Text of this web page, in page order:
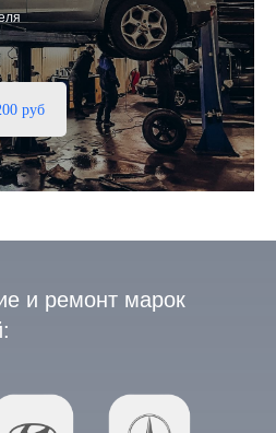
руб
и ремонт марок